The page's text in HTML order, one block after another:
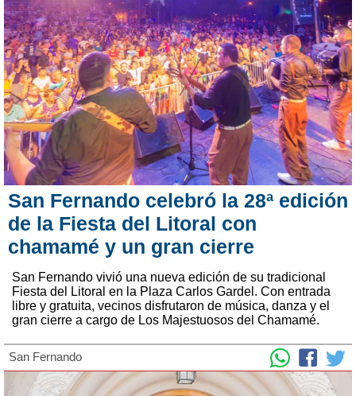
San Fernando celebró la 28ª edición
de la Fiesta del Litoral con
chamamé y un gran cierre
San Fernando vivió una nueva edición de su tradicional
Fiesta del Litoral en la Plaza Carlos Gardel. Con entrada
libre y gratuita, vecinos disfrutaron de música, danza y el
gran cierre a cargo de Los Majestuosos del Chamamé.
San Fernando